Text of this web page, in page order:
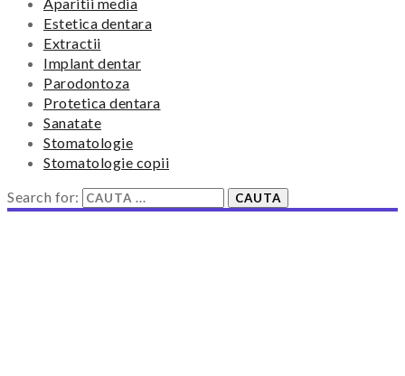
Estetica dentara
Extractii
Implant dentar
Parodontoza
Protetica dentara
Sanatate
Stomatologie
Stomatologie copii
Search for: